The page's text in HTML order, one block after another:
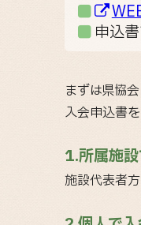
申込
まずは県協
入会申込書
1.所属施
施設代表者